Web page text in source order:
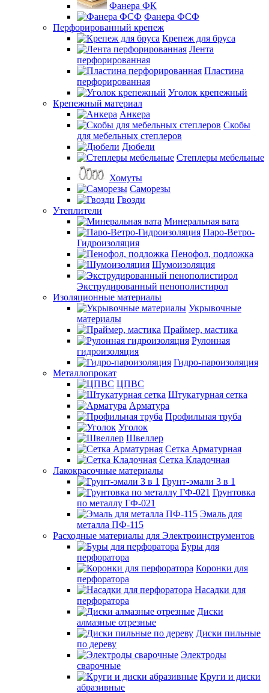
Фанера ФК
Фанера ФСФ
Перфорированный крепеж
Крепеж для бруса
Лента
перфорированная
Пластина
перфорированная
Уголок крепежный
Крепежный материал
Анкера
Скобы
для мебельных степлеров
Дюбели
Степлеры мебельные
Хомуты
Саморезы
Гвозди
Утеплители
Минеральная вата
Паро-Ветро-
Гидроизоляция
Пенофол, подложка
Шумоизоляция
Экструдированный пенополистирол
Изоляционные материалы
Укрывочные
материалы
Праймер, мастика
Рулонная
гидроизоляция
Гидро-пароизоляция
Металлопрокат
ЦПВС
Штукатурная сетка
Арматура
Профильная труба
Уголок
Швеллер
Сетка Арматурная
Сетка Кладочная
Лакокрасочные материалы
Грунт-эмали 3 в 1
Грунтовка
по металлу ГФ-021
Эмаль для
металла ПФ-115
Расходные материалы для Электроинструментов
Буры для
перфоратора
Коронки для
перфоратора
Насадки для
перфоратора
Диски
алмазные отрезные
Диски пильные
по дереву
Электроды
сварочные
Круги и диски
абразивные